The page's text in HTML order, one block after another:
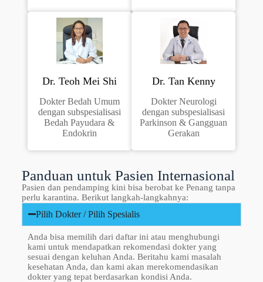
Dr. Teoh Mei Shi
Dokter Bedah Umum
dengan subspesialisasi
Bedah Payudara &
Endokrin
Dr. Tan Kenny
Dokter Neurologi
dengan subspesialisasi
Parkinson & Gangguan
Gerakan
Panduan untuk Pasien Internasional
Pasien dan pendamping kini bisa berobat ke Penang tanpa
perlu karantina. Berikut langkah-langkahnya:
Pilih Dokter / Pilih Spesialis
Anda bisa memilih dari daftar ini atau menghubungi
kami untuk mendapatkan rekomendasi dokter yang
sesuai dengan keluhan Anda. Beritahu kami masalah
kesehatan Anda, dan kami akan merekomendasikan
dokter yang tepat berdasarkan kondisi Anda.